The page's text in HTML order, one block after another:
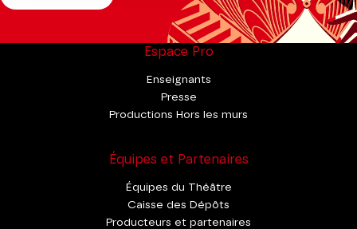
Espace Pro
Enseignants
Presse
Productions Hors les murs
Équipes et Partenaires
Équipes du Théâtre
Caisse des Dépôts
Producteurs et partenaires